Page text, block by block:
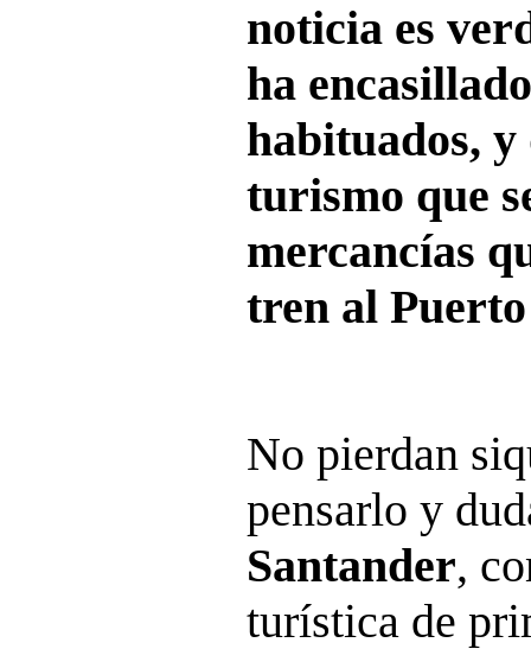
noticia es
ha
habituados, y
turismo que
mercancías
tren al
No pierdan
pensarlo y
Santander,
turística de